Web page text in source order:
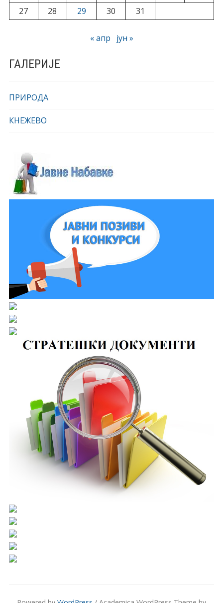
27
28 29 30 31
« апр јун »
ГАЛЕРИЈЕ
ПРИРОДА
КНЕЖЕВО